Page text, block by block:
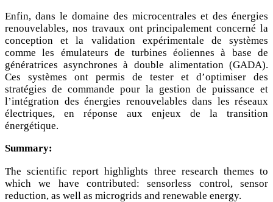
Enfin, dans le domaine des microcentrales et des énergies
renouvelables, nos travaux ont principalement concerné la
conception et la validation expérimentale de systèmes
comme les émulateurs de turbines éoliennes à base de
génératrices asynchrones à double alimentation (GADA).
Ces systèmes ont permis de tester et d’optimiser des
stratégies de commande pour la gestion de puissance et
l’intégration des énergies renouvelables dans les réseaux
électriques, en réponse aux enjeux de la transition
énergétique.
Summary:
The scientific report highlights three research themes to
which we have contributed: sensorless control, sensor
reduction, as well as microgrids and renewable energy.